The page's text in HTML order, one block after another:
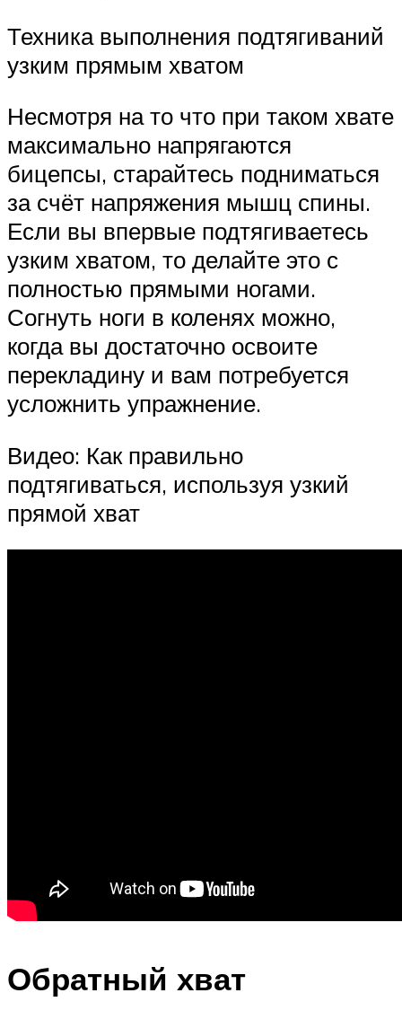
Техника выполнения подтягиваний
узким прямым хватом
Несмотря на то что при таком хвате
максимально напрягаются
бицепсы, старайтесь подниматься
за счёт напряжения мышц спины.
Если вы впервые подтягиваетесь
узким хватом, то делайте это с
полностью прямыми ногами.
Согнуть ноги в коленях можно,
когда вы достаточно освоите
перекладину и вам потребуется
усложнить упражнение.
Видео: Как правильно
подтягиваться, используя узкий
прямой хват
Обратный хват